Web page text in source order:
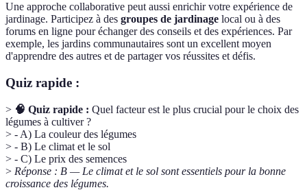
Une approche collaborative peut aussi enrichir votre expérience de
jardinage. Participez à des groupes de jardinage local ou à des
forums en ligne pour échanger des conseils et des expériences. Par
exemple, les jardins communautaires sont un excellent moyen
d'apprendre des autres et de partager vos réussites et défis.
Quiz rapide :
> 🧠 Quiz rapide : Quel facteur est le plus crucial pour le choix des
légumes à cultiver ?
> - A) La couleur des légumes
> - B) Le climat et le sol
> - C) Le prix des semences
> Réponse : B — Le climat et le sol sont essentiels pour la bonne
croissance des légumes.